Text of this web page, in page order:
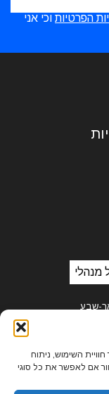
השימוש, ניתוח
אם לאפשר את כל סוגי
הפרטיות וכי אני
מנהלי
שבע